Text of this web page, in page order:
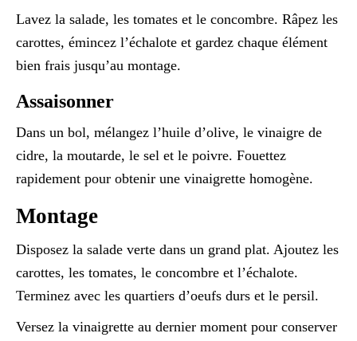
Lavez la salade, les tomates et le concombre. Râpez les
carottes, émincez l’échalote et gardez chaque élément
bien frais jusqu’au montage.
Assaisonner
Dans un bol, mélangez l’huile d’olive, le vinaigre de
cidre, la moutarde, le sel et le poivre. Fouettez
rapidement pour obtenir une vinaigrette homogène.
Montage
Disposez la salade verte dans un grand plat. Ajoutez les
carottes, les tomates, le concombre et l’échalote.
Terminez avec les quartiers d’oeufs durs et le persil.
Versez la vinaigrette au dernier moment pour conserver